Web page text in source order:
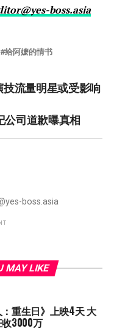
boss.asia
给阿嬷的情书
流量明星或受影响
公司道歉曝真相
boss.asia
MAY LIKE
：重生日》上映4天 大
3000万